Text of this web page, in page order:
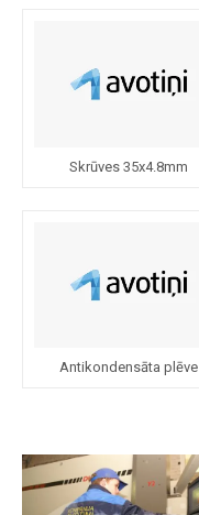
Skrūves 35x4.8mm
Antikondensāta plēve